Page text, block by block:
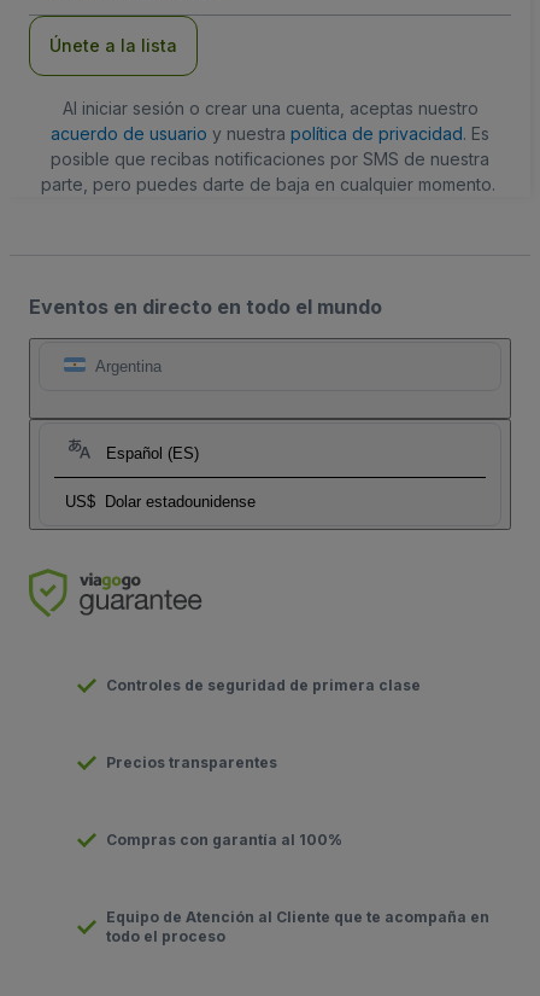
Únete a la lista
Al iniciar sesión o crear una cuenta, aceptas nuestro
acuerdo de usuario y nuestra política de privacidad. Es
posible que recibas notificaciones por SMS de nuestra
parte, pero puedes darte de baja en cualquier momento.
Eventos en directo en todo el mundo
Argentina
Español (ES)
US$ Dolar estadounidense
Controles de seguridad de primera clase
Precios transparentes
Compras con garantía al 100%
Equipo de Atención al Cliente que te acompaña en
todo el proceso